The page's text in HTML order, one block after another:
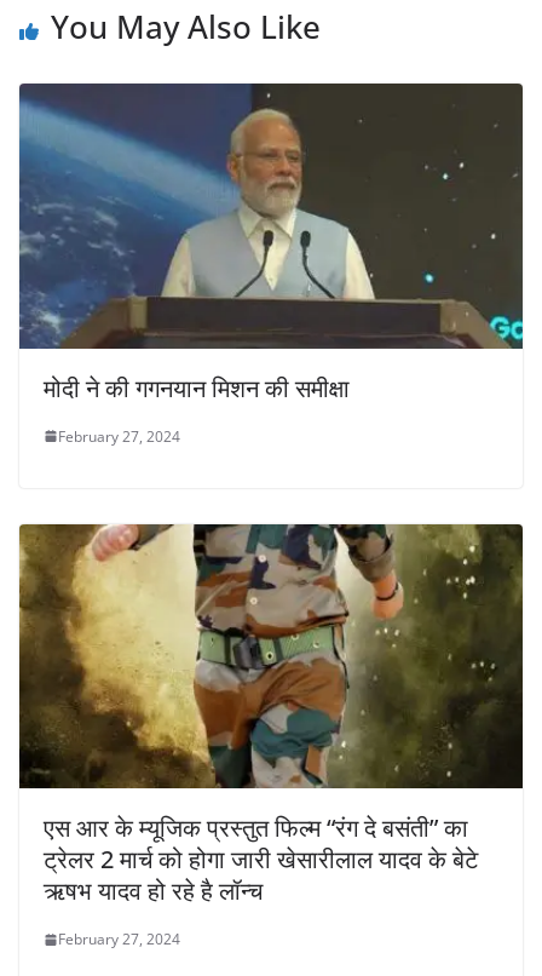
You May Also Like
मोदी ने की गगनयान मिशन की समीक्षा
February 27, 2024
एस आर के म्यूजिक प्रस्तुत फिल्म “रंग दे बसंती” का
ट्रेलर 2 मार्च को होगा जारी खेसारीलाल यादव के बेटे
ऋषभ यादव हो रहे है लॉन्च
February 27, 2024